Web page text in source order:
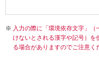
入力の際に「環境依存文字」
けないとされる漢字や記号）
る場合がありますのでご注意く